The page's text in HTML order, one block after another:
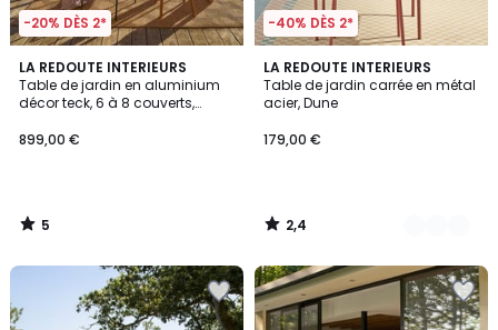
-20% DÈS 2*
LA REDOUTE INTERIEURS
Table de jardin en aluminium
décor teck, 6 à 8 couverts,
899,00 €
5
/
5
5
/
-40% DÈS 2*
LA REDOUTE INTERIEURS
Table de jardin carrée en métal
acier, Dune
179,00 €
2,4
/ 5
2
Couleurs
2,4
/